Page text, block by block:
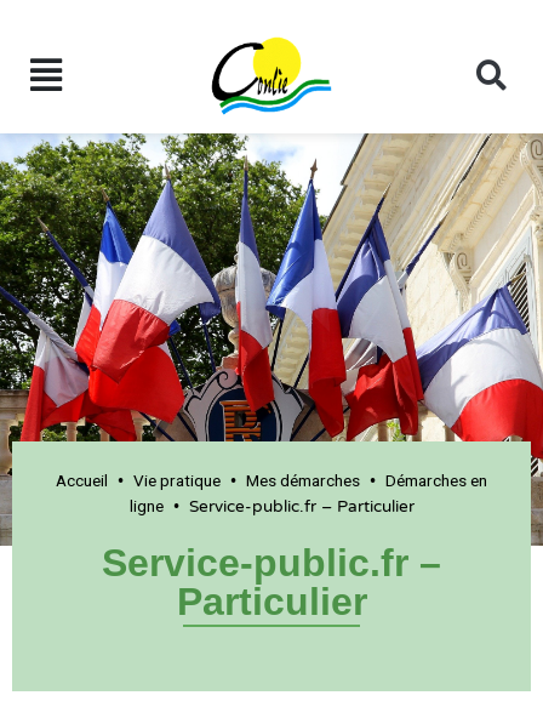
Accueil • Vie pratique • Mes démarches • Démarches en
ligne• Service-public.fr – Particulier
Service-public.fr –
Particulier